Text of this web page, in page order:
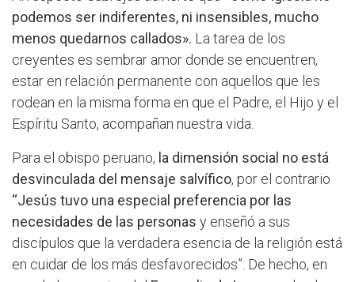
podemos ser indiferentes, ni insensibles, mucho
menos quedarnos callados». La tarea de los
creyentes es sembrar amor donde se encuentren,
estar en relación permanente con aquellos que les
rodean en la misma forma en que el Padre, el Hijo y el
Espíritu Santo, acompañan nuestra vida.
Para el obispo peruano, la dimensión social no está
desvinculada del mensaje salvífico, por el contrario
“Jesús tuvo una especial preferencia por las
necesidades de las personas y enseñó a sus
discípulos que la verdadera esencia de la religión está
en cuidar de los más desfavorecidos”. De hecho, en